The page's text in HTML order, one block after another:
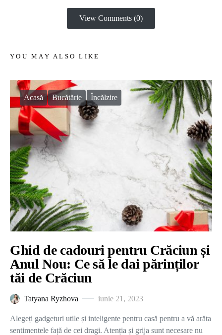
View Comments (0)
YOU MAY ALSO LIKE
Acasă Bucătărie Încălzire
Ghid de cadouri pentru Crăciun și
Anul Nou: Ce să le dai părinților
tăi de Crăciun
Tatyana Ryzhova iunie 21, 2023
Alegeți gadgeturi utile și inteligente pentru casă pentru a vă arăta
sentimentele față de cei dragi. Atenția și grija sunt necesare nu